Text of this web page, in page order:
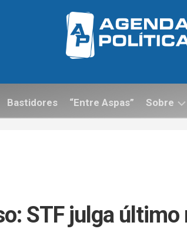
Bastidores “Entre Aspas” Sobre
STF julga último